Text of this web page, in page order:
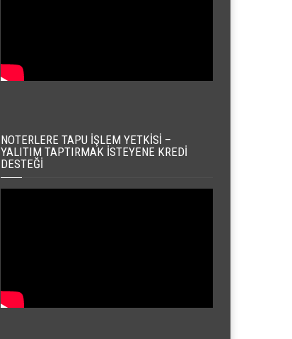
NOTERLERE TAPU İŞLEM YETKISI –
YALITIM TAPTIRMAK İSTEYENE KREDI
DESTEĞI